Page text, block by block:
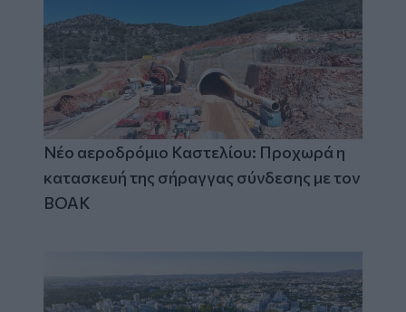
Νέο αεροδρόμιο Καστελίου: Προχωρά η
κατασκευή της σήραγγας σύνδεσης με τον
ΒΟΑΚ